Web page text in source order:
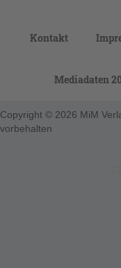
Kontakt
Mediadaten
Copyright © 2026 MiM
vorbehalten